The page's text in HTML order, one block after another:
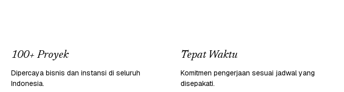
100+ Proyek
Dipercaya bisnis dan instansi di seluruh
Indonesia.
Tepat Waktu
Komitmen pengerjaan sesuai jadwal yang
disepakati.